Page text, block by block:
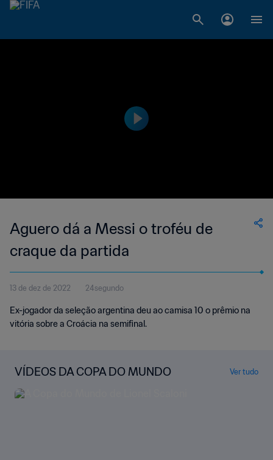
Aguero dá a Messi o troféu de
craque da partida
13 de dez de 2022 24segundo
Ex-jogador da seleção argentina deu ao camisa 10 o prêmio na
vitória sobre a Croácia na semifinal.
VÍDEOS DA COPA DO MUNDO Ver tudo